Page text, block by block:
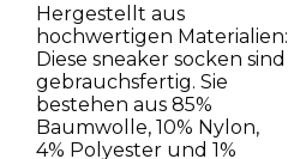
Hergestellt aus
hochwertigen Materialien:
Diese sneaker socken sind
gebrauchsfertig. Sie
bestehen aus 85%
Baumwolle, 10% Nylon,
4% Polyester und 1%